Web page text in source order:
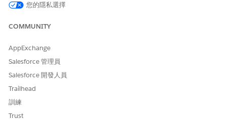
您的隱私選擇
COMMUNITY
AppExchange
Salesforce 管理員
Salesforce 開發人員
Trailhead
訓練
Trust